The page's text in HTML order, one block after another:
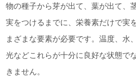
物の種子から芽が出て、葉が出て、
実をつけるまでに、栄養素だけで実
まざまな要素が必要です。温度、水
光などこれらが十分に良好な状態で
きません。